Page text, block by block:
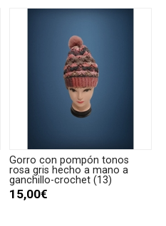
Gorro con pompón tonos
rosa gris hecho a mano a
ganchillo-crochet (13)
15,00€